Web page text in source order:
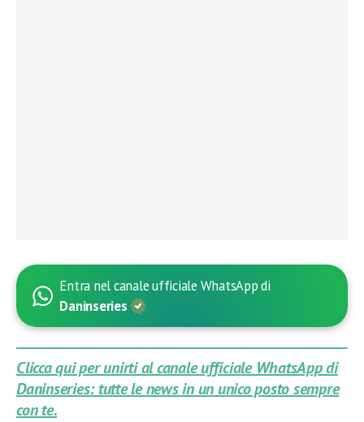
Entra nel canale ufficiale WhatsApp di
Daninseries
Clicca qui per unirti al canale ufficiale WhatsApp di
Daninseries: tutte le news in un unico posto sempre
con te.